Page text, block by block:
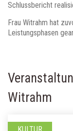
Schlussbericht
Frau Witrahm hat
Leistungsphasen
Witrahm